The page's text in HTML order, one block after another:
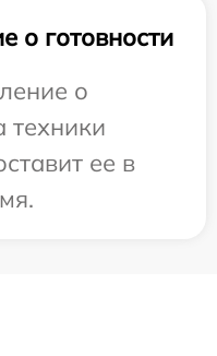
о готовности
о
техники
ее в